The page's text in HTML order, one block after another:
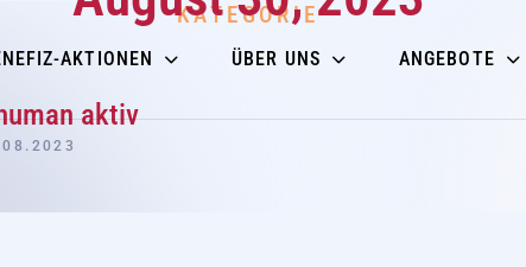
AKTIONEN ÜBER UNS ANGEBOTE
KATEGORIE
aktiv